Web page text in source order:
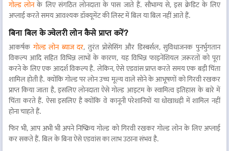
गोल्ड लोनके लिए संगठित लोनदाता के पास जाते हैं. सौभाग्य से, इस क्रेडिट के लिए
अप्लाई करते समय आवश्यक डॉक्यूमेंट की लिस्ट में बिल या बिल नहीं आते हैं.
बिना बिल के ज्वेलरी लोन कैसे प्राप्त करें?
आकर्षकगोल्ड लोन ब्याज दर, तुरंत प्रोसेसिंग और डिस्बर्सल, सुविधाजनक पुनर्भुगतान
विकल्प आदि सहित विभिन्न लाभों के कारण, यह विभिन्न फाइनेंशियल ज़रूरतों को पूरा
करने के लिए एक आदर्श विकल्प है. लेकिन, ऐसे एडवांस प्राप्त करते समय एक बड़ी चिंता
शामिल होती है. क्योंकि गोल्ड पर लोन उच्च मूल्य वाले सोने के आभूषणों को गिरवी रखकर
प्राप्त किया जाता है, इसलिए लोनदाता ऐसे गोल्ड आइटम के स्वामित्व इतिहास के बारे में
चिंता करते हैं. ऐसा इसलिए है क्योंकि वे कानूनी परेशानियों या धोखाधड़ी में शामिल नहीं
होना चाहते हैं.
फिर भी, आप अभी भी अपने निष्क्रिय गोल्ड को गिरवी रखकर गोल्ड लोन के लिए अप्लाई
कर सकते हैं. बिल के बिना ऐसे एडवांस का लाभ उठाना संभव है.